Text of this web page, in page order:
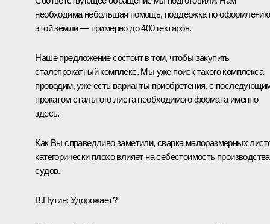
необходима небольшая помощь, поддержка по оформлению
этой земли — примерно до 400 гектаров.
Наше предложение состоит в том, чтобы закупить
сталепрокатный комплекс. Мы уже поиск такого комплекса
проводим, уже есть варианты приобретения, с
прокатом стального листа необходимого формата именно
здесь.
Как Вы справедливо заметили, сварка малоразмерных
категорически плохо влияет на себестоимость производства
судов.
В.Путин: Удорожает?